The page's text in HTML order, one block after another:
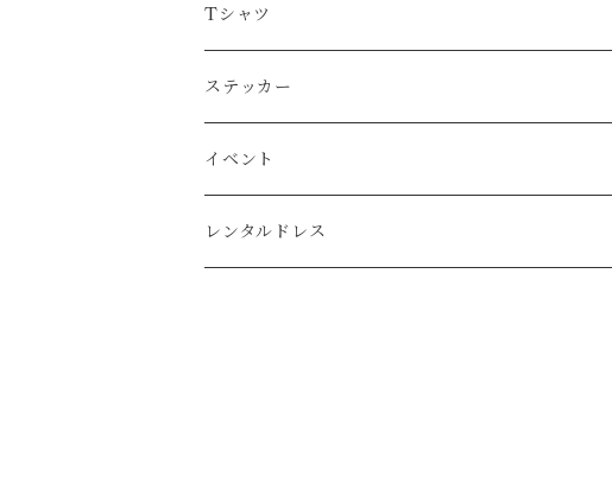
艸香龍之介氏コラボ
Tシャツ
艸香龍之介氏コラボ
ステッカー
艸香龍之介氏コラボ
イベント
レンタルドレス